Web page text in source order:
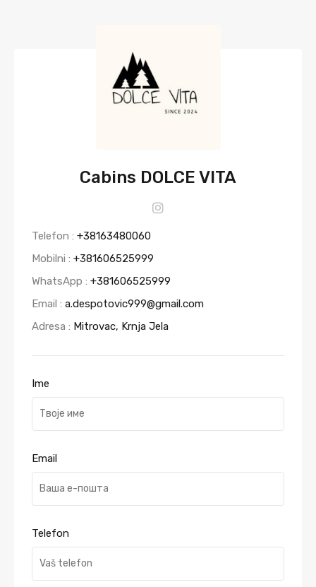
Cabins DOLCE VITA
Telefon : +38163480060
Mobilni : +381606525999
WhatsApp : +381606525999
Email : a.despotovic999@gmail.com
Adresa : Mitrovac, Krnja Jela
Ime
Email
Telefon